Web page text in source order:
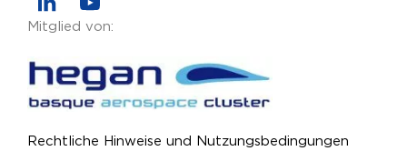
Mitglied von:
Rechtliche Hinweise und Nutzungsbedingungen